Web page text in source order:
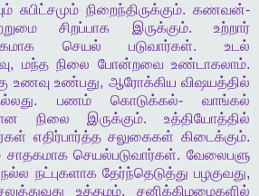
சுபிட்சமும் நிறைந்திருக்கும். கணவன்-
சிறப்பாக இருக்கும். உற்றார்
செயல் படுவார்கள். உடல்
, மந்த நிலை போன்றவை உண்டாகலாம்.
உணவு உண்பது, ஆரோக்கிய விஷயத்தில்
. பணம் கொடுக்கல்- வாங்கல்
நிலை இருக்கும். உத்தியோத்தில்
எதிர்பார்த்த சலுகைகள் கிடைக்கும்.
சாதகமாக செயல்படுவார்கள். வேலைபளு
நல்ல நட்புகளாக தேர்ந்தெடுத்து பழகுவது,
உத்தமம். சனிக்கிழமைகளில்